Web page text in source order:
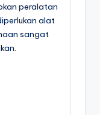
peralatan
alat
sangat